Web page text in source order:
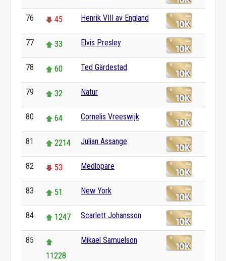
76 45 Henrik VIII av England
77 33 Elvis Presley
78 60 Ted Gärdestad
79 32 Natur
80 64 Cornelis Vreeswijk
81 2214 Julian Assange
82 53 Medlöpare
83 51 New York
84 1247 Scarlett Johansson
85
11228
Mikael Samuelson